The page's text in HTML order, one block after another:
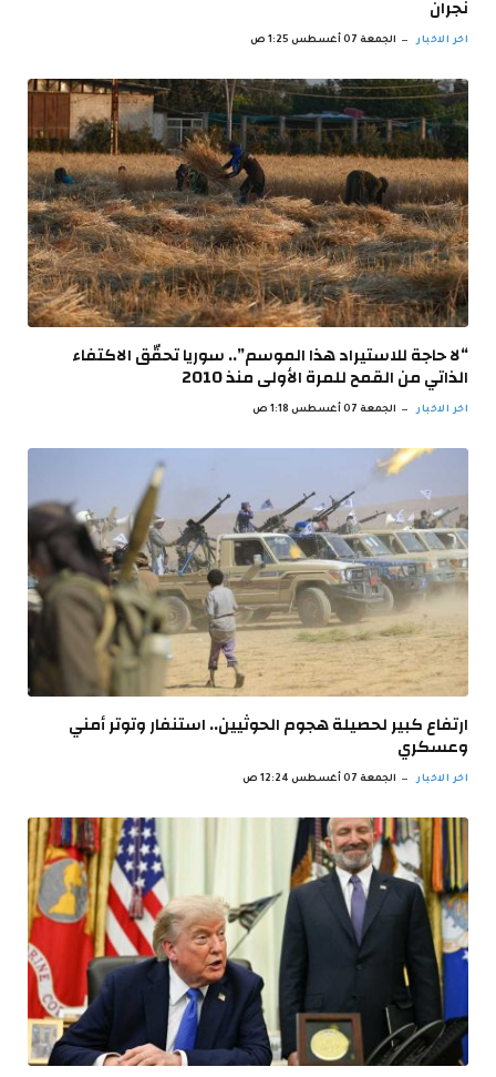
نجران
اخر الاخبار الجمعة 07 أغسطس 1:25 ص
“لا حاجة للاستيراد هذا الموسم”.. سوريا تحقّق الاكتفاء
الذاتي من القمح للمرة الأولى منذ 2010
اخر الاخبار الجمعة 07 أغسطس 1:18 ص
ارتفاع كبير لحصيلة هجوم الحوثيين.. استنفار وتوتر أمني
وعسكري
اخر الاخبار الجمعة 07 أغسطس 12:24 ص